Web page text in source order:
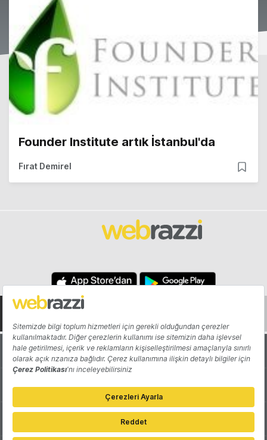
Founder Institute artık İstanbul'da
Fırat Demirel
Hakkında Yazarlar
Katkıda Bulun Reklam